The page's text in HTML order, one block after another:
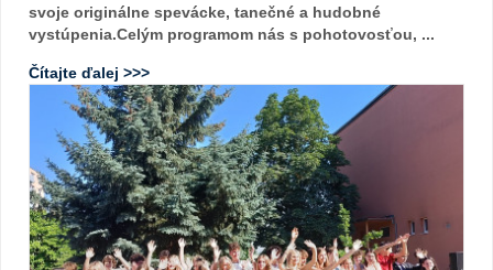
svoje originálne spevácke, tanečné a hudobné
vystúpenia.Celým programom nás s pohotovosťou, ...
Čítajte ďalej >>>